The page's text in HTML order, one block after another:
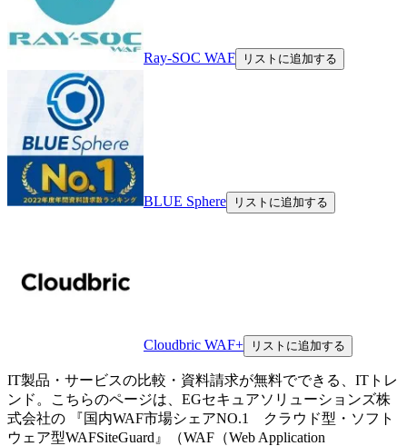
Ray-SOC WAF リストに追加する
BLUE Sphere リストに追加する
Cloudbric WAF+ リストに追加する
IT製品・サービスの比較・資料請求が無料でできる、ITトレ
ンド。こちらのページは、 EGセキュアソリューションズ株
式会社の 『国内WAF市場シェアNO.1 クラウド型・ソフト
ウェア型WAFSiteGuard 』（WAF（Web Application